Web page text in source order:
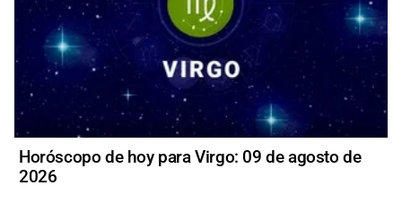
Horóscopo de hoy para Virgo: 09 de agosto de
2026